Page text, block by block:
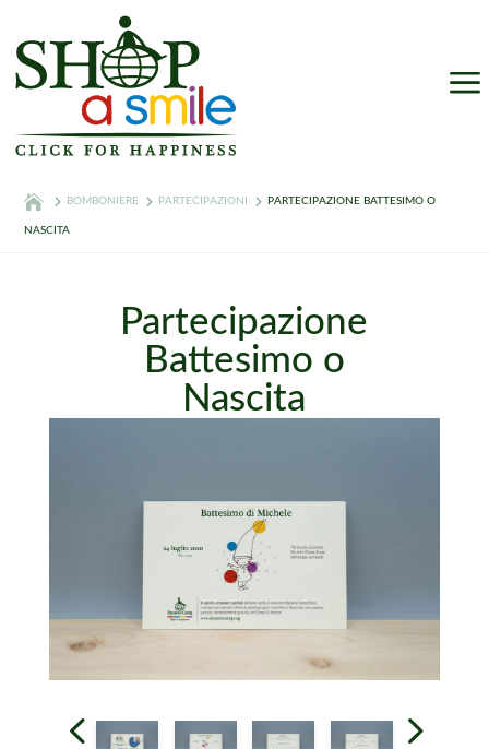
a
BOMBONIERE PARTECIPAZIONI PARTECIPAZIONE BATTESIMO O
NASCITA
Partecipazione
Battesimo o
Nascita